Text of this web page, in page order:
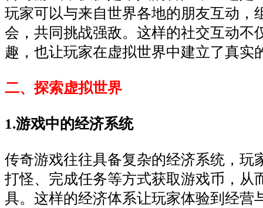
玩家可以与来自世界各地的朋友互动，
会，共同挑战强敌。这样的社交互动不
趣，也让玩家在虚拟世界中建立了真实
二、探索虚拟世界
1.游戏中的经济系统
传奇游戏往往具备复杂的经济系统，玩
打怪、完成任务等方式获取游戏币，从
具。这样的经济体系让玩家体验到经营